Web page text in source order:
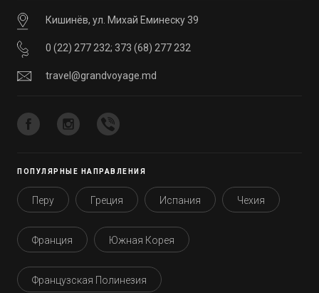
Кишинёв, ул. Михай Еминеску 39
0 (22) 277 232; 373 (68) 277 232
travel@grandvoyage.md
ПОПУЛЯРНЫЕ НАПРАВЛЕНИЯ
Перу Греция Испания Чехия
Франция Южная Корея
Французская Полинезия